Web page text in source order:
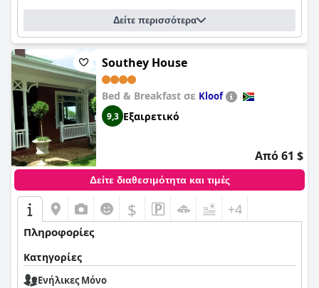
Δείτε περισσότερα
Southey House
Bed & Breakfast σε Kloof
9,3 Εξαιρετικό
Από 61 $
Δείτε διαθεσιμότητα και τιμές
$ +4
Πληροφορίες
Κατηγορίες
Ενήλικες Μόνο